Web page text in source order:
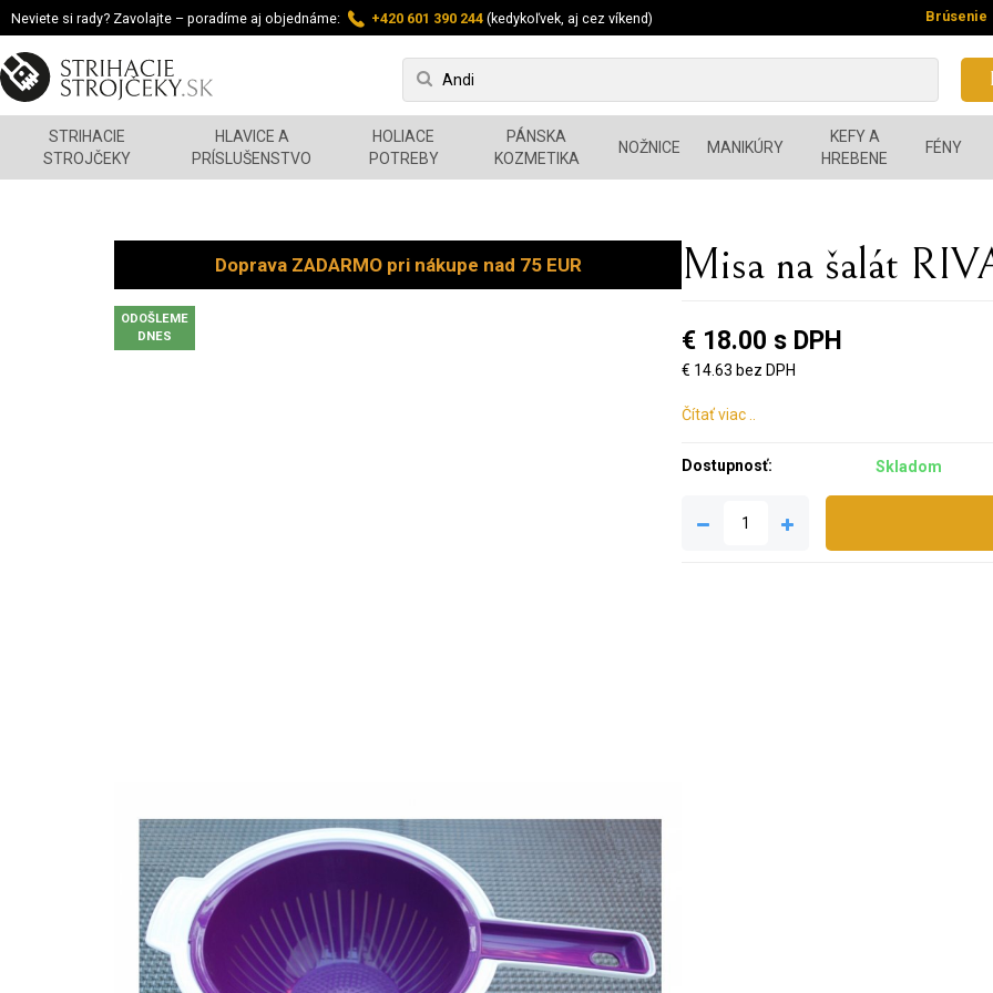
Neviete si rady? Zavolajte – poradíme aj objednáme: +420 601 390 244 (kedykoľvek, aj cez víkend) Brúsenie
STRIHACIE
STROJČEKY
HLAVICE A
PRÍSLUŠENSTVO
HOLIACE
POTREBY
PÁNSKA
KOZMETIKA
NOŽNICE MANIKÚRY
KEFY A
HREBENE
FÉNY
Doprava ZADARMO pri nákupe nad 75 EUR
ODOŠLEME
DNES
Misa na šalát
€ 18.00 s DPH
€ 14.63 bez DPH
Čítať viac ..
Dostupnosť: Skladom